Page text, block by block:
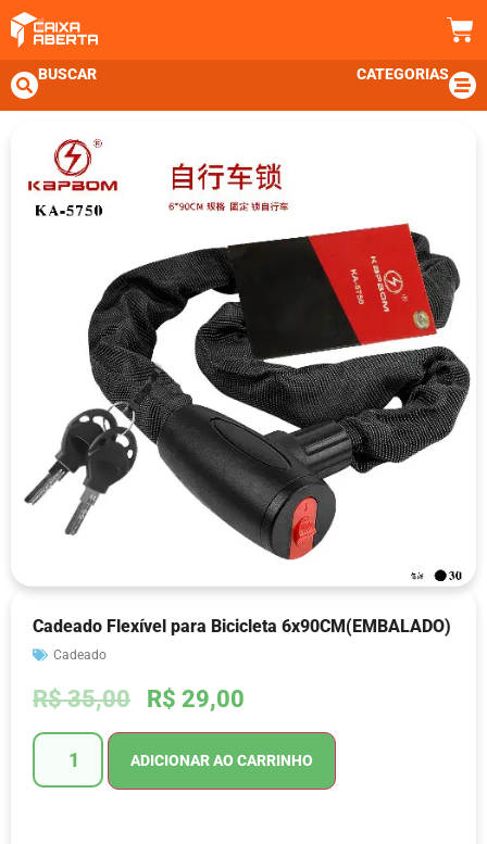
BUSCAR CATEGORIAS
Cadeado Flexível para Bicicleta 6x90CM(EMBALADO)
Cadeado
R$35,00 R$ 29,00
ADICIONAR AO CARRINHO